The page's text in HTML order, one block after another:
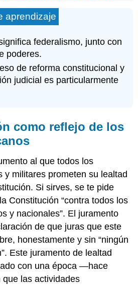
aprendizaje
federalismo, junto con
poderes.
de reforma constitucional y
judicial es particularmente
como reflejo de los
al que todos los
y militares prometen su lealtad
Si sirves, se te pide
Constitución “contra todos los
y nacionales”. El juramento
de que juras que este
honestamente y sin “ningún
Este juramento de lealtad
con una época —hace
las actividades